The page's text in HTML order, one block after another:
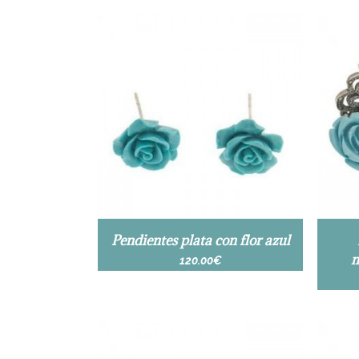
Pendientes plata con flor azul
120.00€